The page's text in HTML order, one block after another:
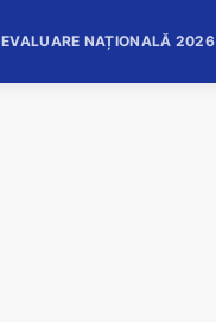
EVALUARE NAȚIONALĂ 2026